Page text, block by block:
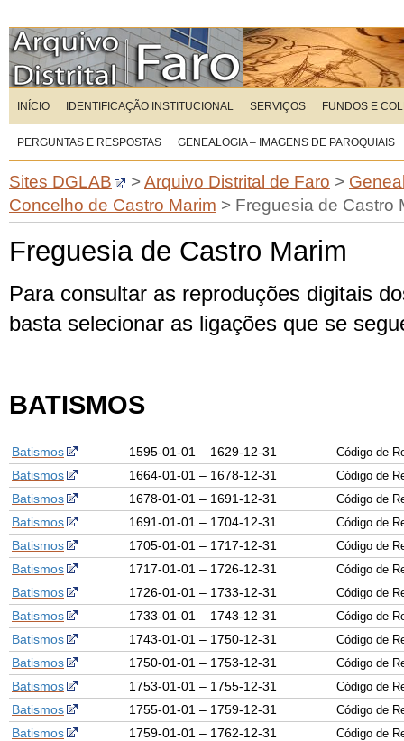
INÍCIO IDENTIFICAÇÃO INSTITUCIONAL SERVIÇOS FUNDOS E
PERGUNTAS E RESPOSTAS GENEALOGIA – IMAGENS DE PAROQUIAIS
Sites DGLAB >Arquivo Distrital de Faro >
Concelho de Castro Marim > Freguesia de Castro
Freguesia de Castro Marim
Para consultar as reproduções digitais
basta selecionar as ligações que se
BATISMOS
Batismos 1595-01-01 – 1629-12-31 Código de
Batismos 1664-01-01 – 1678-12-31 Código de
Batismos 1678-01-01 – 1691-12-31 Código de
Batismos 1691-01-01 – 1704-12-31 Código de
Batismos 1705-01-01 – 1717-12-31 Código de
Batismos 1717-01-01 – 1726-12-31 Código de
Batismos 1726-01-01 – 1733-12-31 Código de
Batismos 1733-01-01 – 1743-12-31 Código de
Batismos 1743-01-01 – 1750-12-31 Código de
Batismos 1750-01-01 – 1753-12-31 Código de
Batismos 1753-01-01 – 1755-12-31 Código de
Batismos 1755-01-01 – 1759-12-31 Código de
Batismos 1759-01-01 – 1762-12-31 Código de